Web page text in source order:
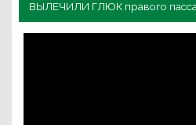
ВЫЛЕЧИЛИ ГЛЮК правого